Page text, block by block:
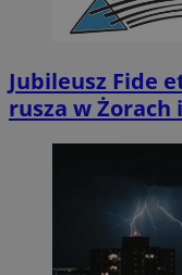
Jubileusz Fide
rusza w Żorach